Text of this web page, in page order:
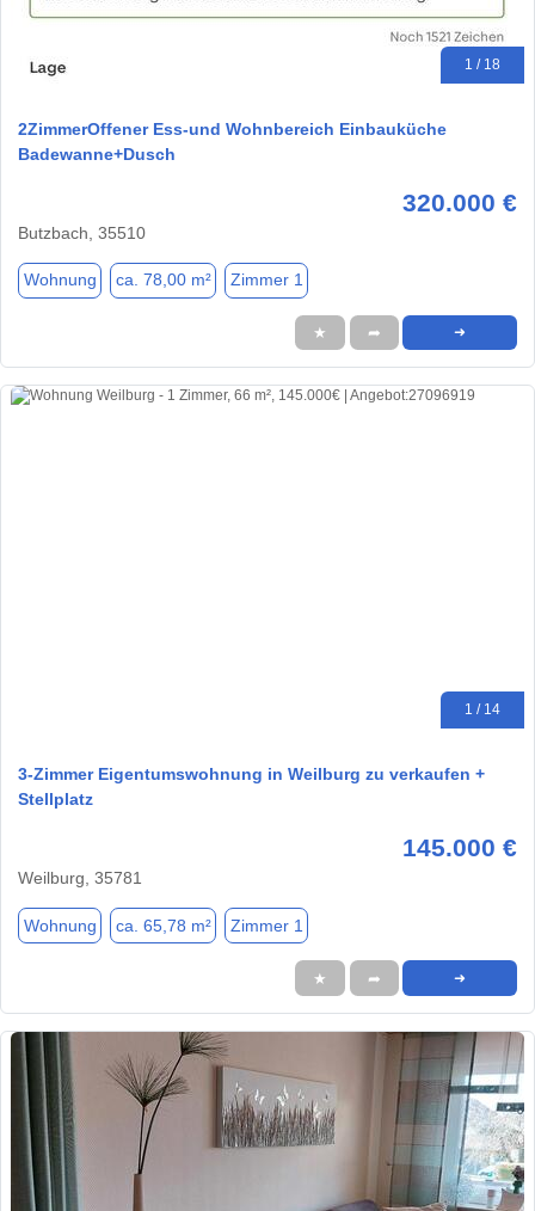
1 / 18
2ZimmerOffener Ess-und Wohnbereich Einbauküche
Badewanne+Dusch
320.000 €
Butzbach, 35510
Wohnung ca. 78,00 m² Zimmer 1
★ ➦ ➜
1 / 14
3-Zimmer Eigentumswohnung in Weilburg zu verkaufen +
Stellplatz
145.000 €
Weilburg, 35781
Wohnung ca. 65,78 m² Zimmer 1
★ ➦ ➜